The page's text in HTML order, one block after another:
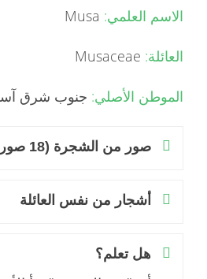
الاسم العلمي:
العائلة:
الموطن الأصلي: جنوب شرق
صور من الشجرة (18 صور)
أشجار من نفس العائلة
هل تعلم؟